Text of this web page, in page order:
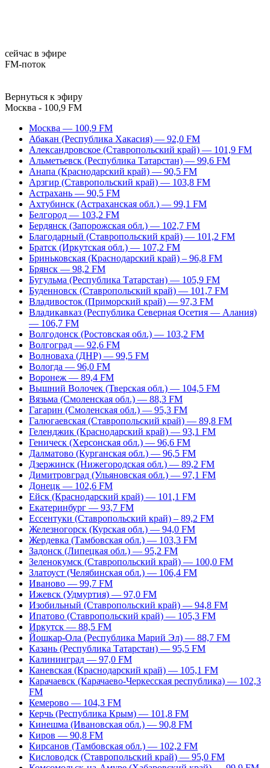
сейчас в эфире
FM-поток
Вернуться к эфиру
Москва - 100,9 FM
Москва — 100,9 FM
Абакан (Республика Хакасия) — 92,0 FM
Александровское (Ставропольский край) — 101,9 FM
Альметьевск (Республика Татарстан) — 99,6 FM
Анапа (Краснодарский край) — 90,5 FM
Арзгир (Ставропольский край) — 103,8 FM
Астрахань — 90,5 FM
Ахтубинск (Астраханская обл.) — 99,1 FM
Белгород — 103,2 FM
Бердянск (Запорожская обл.) — 102,7 FM
Благодарный (Ставропольский край) — 101,2 FM
Братск (Иркутская обл.) — 107,2 FM
Бриньковская (Краснодарский край) – 96,8 FM
Брянск — 98,2 FM
Бугульма (Республика Татарстан) — 105,9 FM
Буденновск (Ставропольский край) — 101,7 FM
Владивосток (Приморский край) — 97,3 FM
Владикавказ (Республика Северная Осетия — Алания)
— 106,7 FM
Волгодонск (Ростовская обл.) — 103,2 FM
Волгоград — 92,6 FM
Волноваха (ДНР) — 99,5 FM
Вологда — 96,0 FM
Воронеж — 89,4 FM
Вышний Волочек (Тверская обл.) — 104,5 FM
Вязьма (Смоленская обл.) — 88,3 FM
Гагарин (Смоленская обл.) — 95,3 FM
Галюгаевская (Ставропольский край) — 89,8 FM
Геленджик (Краснодарский край) — 93,1 FM
Геническ (Херсонская обл.) — 96,6 FM
Далматово (Курганская обл.) — 96,5 FM
Дзержинск (Нижегородская обл.) — 89,2 FM
Димитровград (Ульяновская обл.) — 97,1 FM
Донецк — 102,6 FM
Ейск (Краснодарский край) — 101,1 FM
Екатеринбург — 93,7 FM
Ессентуки (Ставропольский край) – 89,2 FM
Железногорск (Курская обл.) — 94,0 FM
Жердевка (Тамбовская обл.) — 103,3 FM
Задонск (Липецкая обл.) — 95,2 FM
Зеленокумск (Ставропольский край) — 100,0 FM
Златоуст (Челябинская обл.) — 106,4 FM
Иваново — 99,7 FM
Ижевск (Удмуртия) — 97,0 FM
Изобильный (Ставропольский край) — 94,8 FM
Ипатово (Ставропольский край) — 105,3 FM
Иркутск — 88,5 FM
Йошкар-Ола (Республика Марий Эл) — 88,7 FM
Казань (Республика Татарстан) — 95,5 FM
Калининград — 97,0 FM
Каневская (Краснодарский край) — 105,1 FM
Карачаевск (Карачаево-Черкесская республика) — 102,3
FM
Кемерово — 104,3 FM
Керчь (Республика Крым) — 101,8 FM
Кинешма (Ивановская обл.) — 90,8 FM
Киров — 90,8 FM
Кирсанов (Тамбовская обл.) — 102,2 FM
Кисловодск (Ставропольский край) — 95,0 FM